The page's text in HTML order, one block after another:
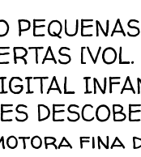
[VOL.
fina